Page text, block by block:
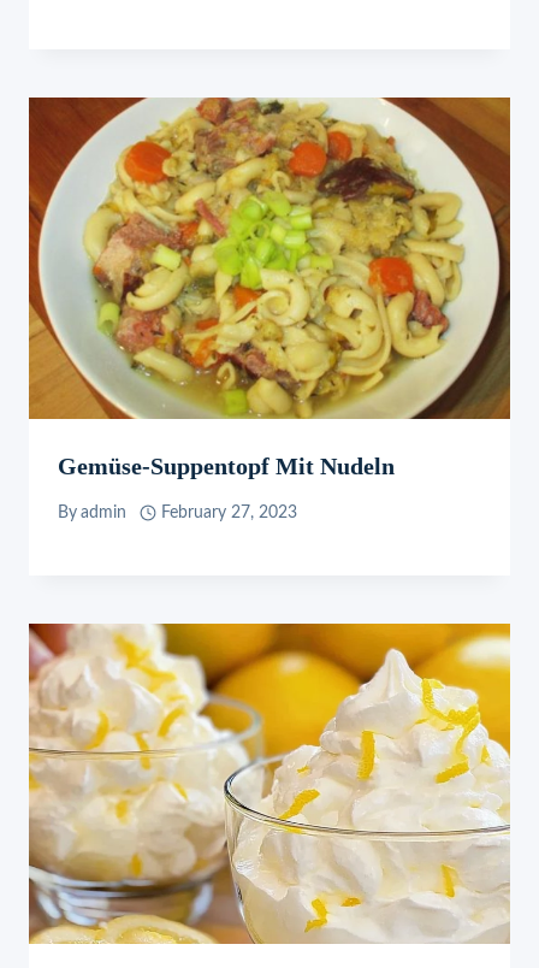
Gemüse-Suppentopf Mit Nudeln
By admin February 27, 2023